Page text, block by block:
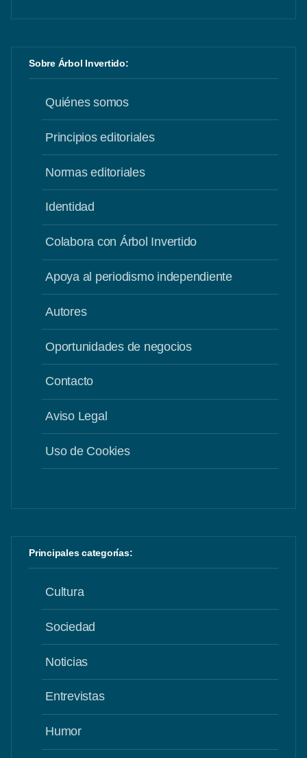
Sobre Árbol Invertido:
Quiénes somos
Principios editoriales
Normas editoriales
Identidad
Colabora con Árbol Invertido
Apoya al periodismo independiente
Autores
Oportunidades de negocios
Contacto
Aviso Legal
Uso de Cookies
Principales categorías:
Cultura
Sociedad
Noticias
Entrevistas
Humor